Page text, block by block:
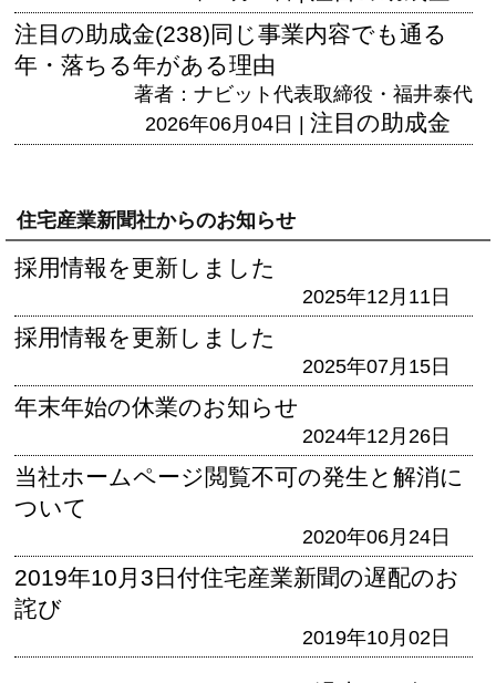
注目の助成金(238)同じ事業内容でも通る
年・落ちる年がある理由
著者：ナビット代表取締役・福井泰代
2026年06月04日 | 注目の助成金
住宅産業新聞社からのお知らせ
採用情報を更新しました
2025年12月11日
採用情報を更新しました
2025年07月15日
年末年始の休業のお知らせ
2024年12月26日
当社ホームページ閲覧不可の発生と解消に
ついて
2020年06月24日
2019年10月3日付住宅産業新聞の遅配のお
詫び
2019年10月02日